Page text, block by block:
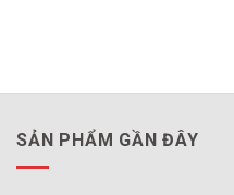
SẢN PHẨM GẦN ĐÂY